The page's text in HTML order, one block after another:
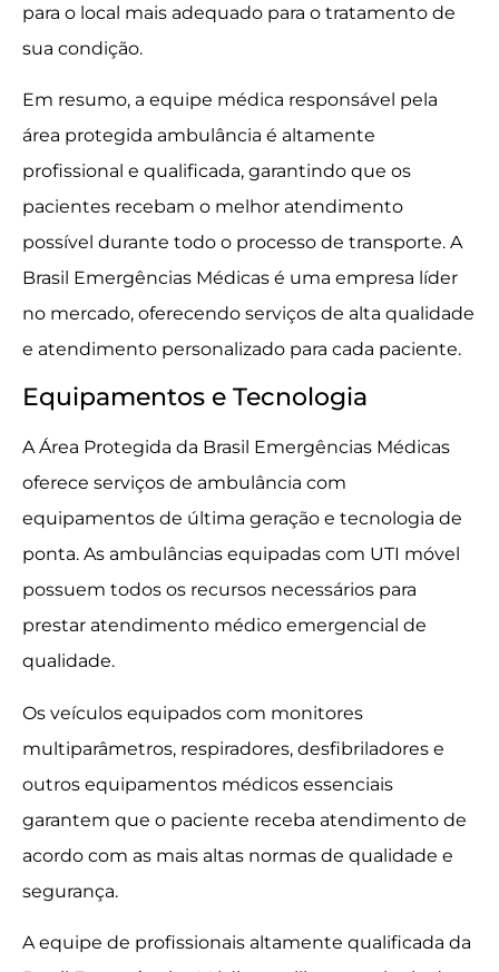
para o local mais adequado para o tratamento de
sua condição.
Em resumo, a equipe médica responsável pela
área protegida ambulância é altamente
profissional e qualificada, garantindo que os
pacientes recebam o melhor atendimento
possível durante todo o processo de transporte. A
Brasil Emergências Médicas é uma empresa líder
no mercado, oferecendo serviços de alta qualidade
e atendimento personalizado para cada paciente.
Equipamentos e Tecnologia
A Área Protegida da Brasil Emergências Médicas
oferece serviços de ambulância com
equipamentos de última geração e tecnologia de
ponta. As ambulâncias equipadas com UTI móvel
possuem todos os recursos necessários para
prestar atendimento médico emergencial de
qualidade.
Os veículos equipados com monitores
multiparâmetros, respiradores, desfibriladores e
outros equipamentos médicos essenciais
garantem que o paciente receba atendimento de
acordo com as mais altas normas de qualidade e
segurança.
A equipe de profissionais altamente qualificada da